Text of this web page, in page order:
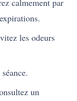
calmement par
les odeurs
un